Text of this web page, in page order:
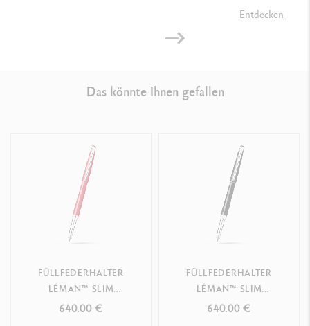
GESETZLICHE VORSCHRIFTEN
Entdecken
Das könnte Ihnen gefallen
FÜLLFEDERHALTER
LÉMAN™ SLIM
SCHARLACHROT
640.00 €
FÜLLFEDERHALTER
LÉMAN™ SLIM
EBENHOLZSCHWARZ
640.00 €